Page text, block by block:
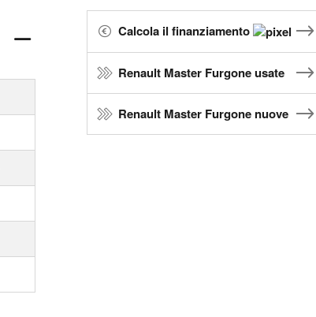
Calcola il finanziamento
Renault Master Furgone usate
Renault Master Furgone nuove